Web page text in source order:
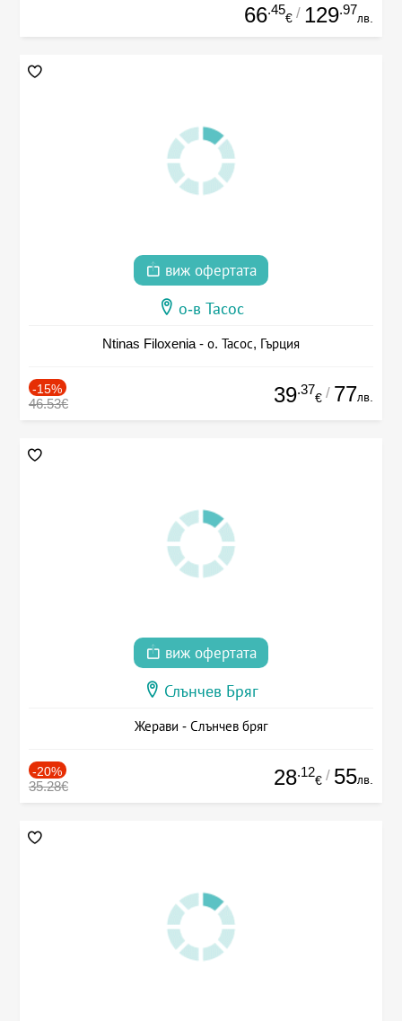
66.45
€ / 129.97
лв.
виж офертата
о-в Тасос
Ntinas Filoxenia - о. Тасос, Гърция
-15%
46.53€ 39.37
€ / 77лв.
виж офертата
Слънчев Бряг
Жерави - Слънчев бряг
-20%
35.28€ 28.12
€ / 55лв.